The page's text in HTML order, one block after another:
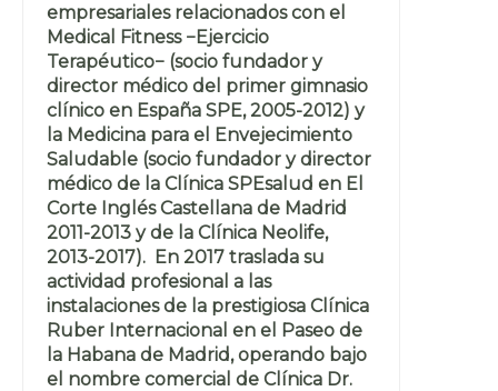
empresariales relacionados con el
Medical Fitness −Ejercicio
Terapéutico− (socio fundador y
director médico del primer gimnasio
clínico en España SPE, 2005-2012) y
la Medicina para el Envejecimiento
Saludable (socio fundador y director
médico de la Clínica SPEsalud en El
Corte Inglés Castellana de Madrid
2011-2013 y de la Clínica Neolife,
2013-2017). En 2017 traslada su
actividad profesional a las
instalaciones de la prestigiosa Clínica
Ruber Internacional en el Paseo de
la Habana de Madrid, operando bajo
el nombre comercial de Clínica Dr.